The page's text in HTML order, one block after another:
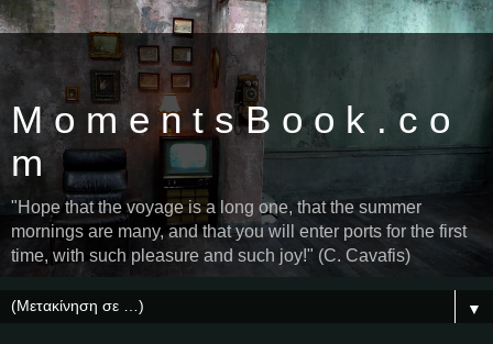
M o m e n t s B o o k . c o
m
"Hope that the voyage is a long one, that the summer
mornings are many, and that you will enter ports for the first
time, with such pleasure and such joy!" (C. Cavafis)
▼